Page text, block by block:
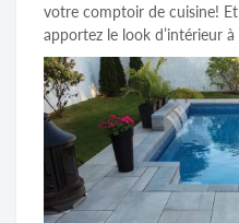
votre comptoir de cuisine!
apportez le look d’intérieur à